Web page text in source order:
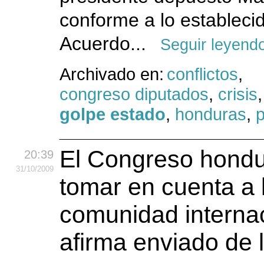
conforme a lo
Acuerdo...
Seguir
Archivado en: conflictos,
congreso diputados, crisis
golpe estado, honduras,
20:39
31/10/2009
El Congreso
tomar en cuenta a
comunidad
afirma enviado de